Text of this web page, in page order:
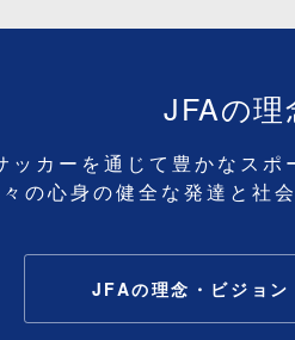
JFAの理
ッカーを通じて豊かなスポ
の心身の健全な発達と社
JFAの理念・ビジョン